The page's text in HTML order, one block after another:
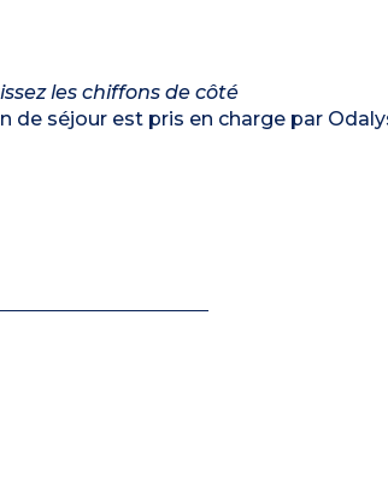
les chiffons de côté
de séjour est pris en charge par